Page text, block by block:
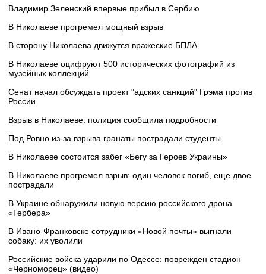
Владимир Зеленский впервые прибыл в Сербию
В Николаеве прогремел мощный взрыв
В сторону Николаева движутся вражеские БПЛА
В Николаеве оцифруют 500 исторических фотографий из
музейных коллекций
Сенат начал обсуждать проект "адских санкций" Грэма против
России
Взрыв в Николаеве: полиция сообщила подробности
Под Ровно из-за взрыва гранаты пострадали студенты
В Николаеве состоится забег «Бегу за Героев Украины»
В Николаеве прогремел взрыв: один человек погиб, еще двое
пострадали
В Украине обнаружили новую версию российского дрона
«Гербера»
В Ивано-Франковске сотрудники «Новой почты» выгнали
собаку: их уволили
Российские войска ударили по Одессе: поврежден стадион
«Черноморец» (видео)